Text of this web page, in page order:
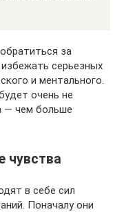
за
серьезных
и ментального.
очень не
— чем больше
чувства
в себе сил
Поначалу они